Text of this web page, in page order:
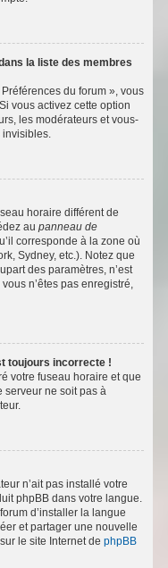
la liste des membres
du forum », vous
vous activez cette option
les modérateurs et vous-
invisibles.
horaire différent de
au panneau de
corresponde à la zone où
Sydney, etc.). Notez que
des paramètres, n’est
n’êtes pas enregistré,
toujours incorrecte !
votre fuseau horaire et que
serveur ne soit pas à
n’ait pas installé votre
phpBB dans votre langue.
d’installer la langue
et partager une nouvelle
le site Internet de phpBB